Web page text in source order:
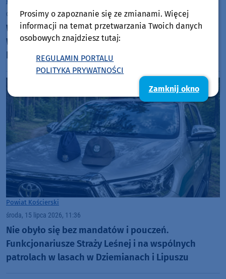
czwartek, 16 lipca 2026, 07:45
W ten weekend kolejna, już 51. edycja Jarmarku
Wdzydzkiego. "To największy na Kaszubach
kiermasz rękodzieła i sztuki ludowej"
Powiat Kościerski
środa, 15 lipca 2026, 11:36
Nie obyło się bez mandatów i pouczeń.
Funkcjonariusze Straży Leśnej i na wspólnych
patrolach w lasach w Dziemianach i Lipuszu
Prosimy o zapoznanie się ze zmianami. Więcej
informacji na temat przetwarzania Twoich danych
osobowych znajdziesz tutaj:
REGULAMIN PORTALU
POLITYKA PRYWATNOŚCI
Zamknij okno